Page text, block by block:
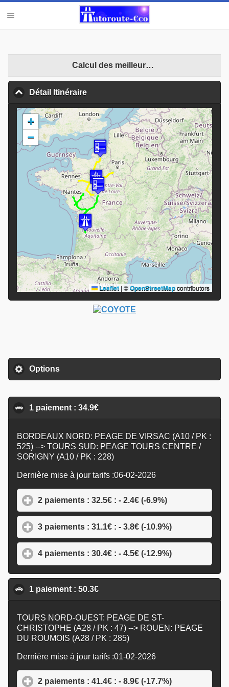
Calcul des meilleures opportunités
Détail Itinéraire
+
−
Leaflet | ©OpenStreetMapcontributors
Options
1 paiement : 34.9€
BORDEAUX NORD: PEAGE DE VIRSAC (A10 / PK :
525) --> TOURS SUD: PEAGE TOURS CENTRE /
SORIGNY (A10 / PK : 228)
Dernière mise à jour tarifs :06-02-2026
2 paiements : 32.5€ : - 2.4€ (-6.9%)
3 paiements : 31.1€ : - 3.8€ (-10.9%)
4 paiements : 30.4€ : - 4.5€ (-12.9%)
1 paiement : 50.3€
TOURS NORD-OUEST: PEAGE DE ST-
CHRISTOPHE (A28 / PK : 47) --> ROUEN: PEAGE
DU ROUMOIS (A28 / PK : 285)
Dernière mise à jour tarifs :01-02-2026
2 paiements : 41.4€ : - 8.9€ (-17.7%)